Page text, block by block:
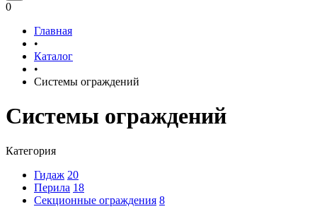
0
Главная
•
Каталог
•
Системы ограждений
Системы ограждений
Категория
Гидаж 20
Перила 18
Секционные ограждения 8